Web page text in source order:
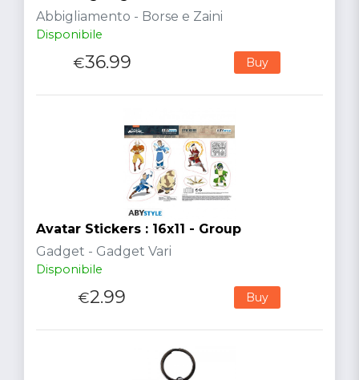
Abbigliamento - Borse e Zaini
Disponibile
€36.99 Buy
Avatar Stickers : 16x11 - Group
Gadget - Gadget Vari
Disponibile
€2.99 Buy